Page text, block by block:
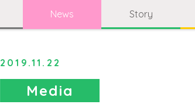
News Story
2019.11.22